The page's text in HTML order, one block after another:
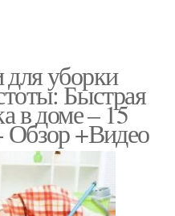
уборки
Быстрая
в доме – 15
Обзор +Видео